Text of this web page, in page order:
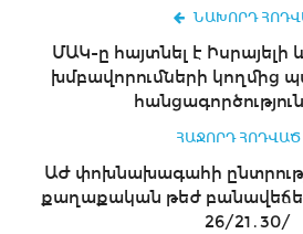
ՆԱԽՈՐԴ
ՄԱԿ-ը հայտնել է
խմբավորումների կողմից
ՀԱՋՈՐԴ ՀՈԴՎԱԾ
ԱԺ փոխնախագահի
քաղաքական թեժ
26/21․30/